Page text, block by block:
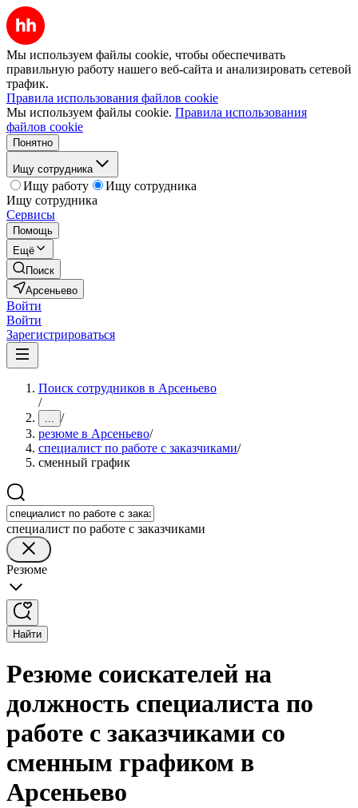
Мы используем файлы cookie, чтобы обеспечивать
правильную работу нашего веб-сайта и анализировать сетевой
трафик.
Правила использования файлов cookie
Мы используем файлы cookie. Правила использования
файлов cookie
Понятно
Ищу сотрудника
Ищу работу
Ищу сотрудника
Ищу сотрудника
Сервисы
Помощь
Ещё
Поиск
Арсеньево
Войти
Войти
Зарегистрироваться
Поиск сотрудников в Арсеньево
/
... /
резюме в Арсеньево/
специалист по работе с заказчиками/
сменный график
специалист по работе с заказчиками
Резюме
Найти
Резюме соискателей на
должность специалиста по
работе с заказчиками со
сменным графиком в
Арсеньево